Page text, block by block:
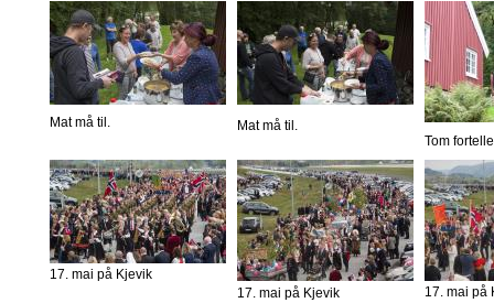
Mat må til.
Mat må til.
Tom
17. mai på Kjevik
17. mai på Kjevik
17. mai på